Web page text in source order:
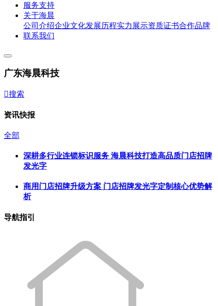
服务支持
关于海晨
公司介绍企业文化发展历程实力展示资质证书合作品牌
联系我们
广东海晨科技
搜索
资讯快报
全部
深耕多行业连锁标识服务 海晨科技打造高品质门店招牌
发光字
商用门店招牌升级方案 门店招牌发光字定制核心优势解
析
导航指引